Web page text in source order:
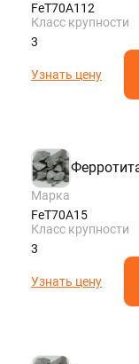
FeT70A112
Класс крупности
3
Узнать цену
Марка
FeT70A15
Класс крупности
3
Узнать цену